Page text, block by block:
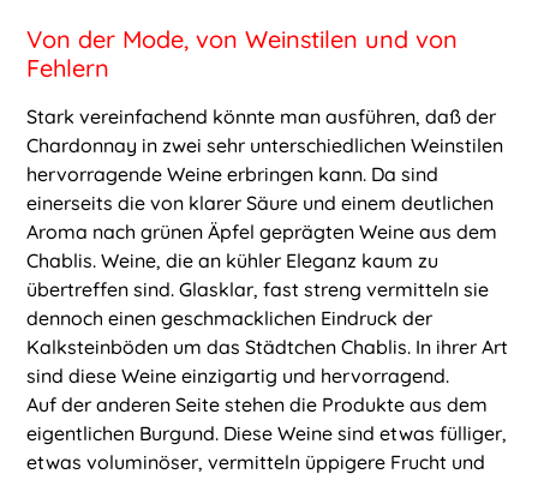
Von der Mode, von Weinstilen und von
Fehlern
Stark vereinfachend könnte man ausführen, daß der
Chardonnay in zwei sehr unterschiedlichen Weinstilen
hervorragende Weine erbringen kann. Da sind
einerseits die von klarer Säure und einem deutlichen
Aroma nach grünen Äpfel geprägten Weine aus dem
Chablis. Weine, die an kühler Eleganz kaum zu
übertreffen sind. Glasklar, fast streng vermitteln sie
dennoch einen geschmacklichen Eindruck der
Kalksteinböden um das Städtchen Chablis. In ihrer Art
sind diese Weine einzigartig und hervorragend.
Auf der anderen Seite stehen die Produkte aus dem
eigentlichen Burgund. Diese Weine sind etwas fülliger,
etwas voluminöser, vermitteln üppigere Frucht und